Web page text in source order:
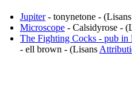
Jupiter- tonynetone - (Lisans
Microscope - Calsidyrose -
The Fighting Cocks - pub in
- ell brown - (Lisans